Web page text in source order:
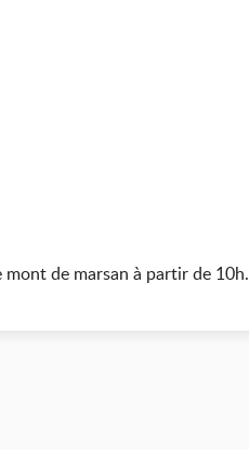
de marsan à partir de 10h.